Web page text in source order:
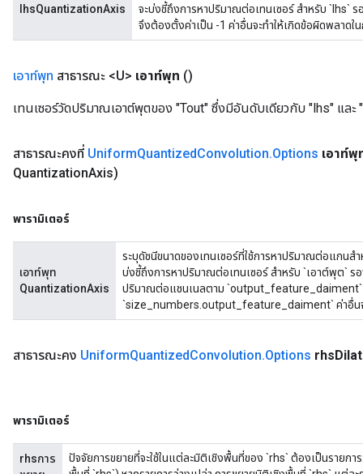
lhsQuantizationAxis
จะบ่งชี้ถึงการหาปริมาณต่อเทนเซอร์ สำหรับ `lhs`
จึงต้องตั้งค่าเป็น -1 ค่าอื่นจะทำให้เกิดข้อผิดพลาดใ
เอาท์พุท สาธารณะ <U> เอาท์พุท ()
เทนเซอร์วัดปริมาณเอาต์พุตของ "Tout" ซึ่งมีอันดับเดียวกับ "lhs" และ
สาธารณะคงที่ UniformQuantizedConvolution.Options เอาท์
QuantizationAxis)
พารามิเตอร์
เอาท์พุท
QuantizationAxis
ระบุดัชนีขนาดของเทนเซอร์ที่ใช้การหาปริมาณต่อแกนส
บ่งชี้ถึงการหาปริมาณต่อเทนเซอร์ สำหรับ `เอาต์พุต` ร
ปริมาณต่อแชนเนลตาม `output_feature_daiment`
`size_numbers.output_feature_daiment` ค่าอื่นจ
สาธารณะคง UniformQuantizedConvolution.Options rhs
พารามิเตอร์
rhsการ
ปัจจัยการขยายที่จะใช้ในแต่ละมิติเชิงพื้นที่ของ `rhs` ต้องเป็นรายกา